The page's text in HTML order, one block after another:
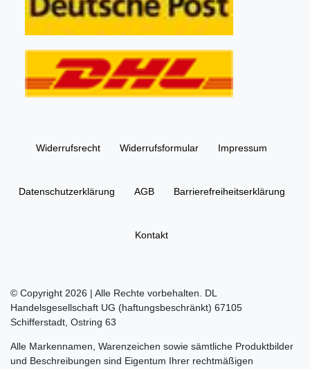
Widerrufs­recht Widerrufs­formular Impressum
Daten­schutz­erklärung AGB Barrierefreiheitserklärung
Kontakt
© Copyright 2026 | Alle Rechte vorbehalten. DL
Handelsgesellschaft UG (haftungsbeschränkt) 67105
Schifferstadt, Ostring 63
Alle Markennamen, Warenzeichen sowie sämtliche Produktbilder
und Beschreibungen sind Eigentum Ihrer rechtmäßigen